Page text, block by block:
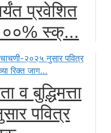
प्रवेशित
१००% स्क्...
व बुद्धिमत्ता
पवित्र